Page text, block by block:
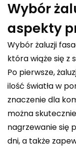
Wybór
aspekty
Wybór żaluzji
która wiąże się z
Po pierwsze,
ilość światła w
znaczenie dla
można
nagrzewanie się
dni, a także